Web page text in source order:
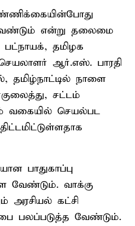
என்று தலைமை
தமிழக
செயலாளர் ஆர்.எஸ். பாரதி
தமிழ்நாட்டில் நாளை
சட்டம்
வகையில் செயல்பட
பாதுகாப்பு
வேண்டும். வாக்கு
கட்சி
பலப்படுத்த வேண்டும்.